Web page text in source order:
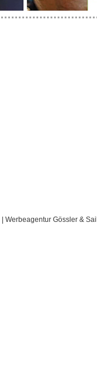
Werbeagentur Gössler &